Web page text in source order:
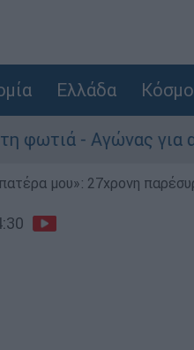
Ελλάδα
για
μου»: 27χρονη